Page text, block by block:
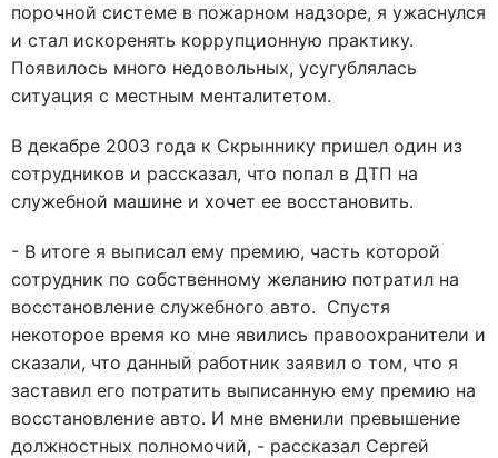
порочной системе в пожарном надзоре, я ужаснулся
и стал искоренять коррупционную практику.
Появилось много недовольных, усугублялась
ситуация с местным менталитетом.
В декабре 2003 года к Скрыннику пришел один из
сотрудников и рассказал, что попал в ДТП на
служебной машине и хочет ее восстановить.
- В итоге я выписал ему премию, часть которой
сотрудник по собственному желанию потратил на
восстановление служебного авто. Спустя
некоторое время ко мне явились правоохранители и
сказали, что данный работник заявил о том, что я
заставил его потратить выписанную ему премию на
восстановление авто. И мне вменили превышение
должностных полномочий, - рассказал Сергей